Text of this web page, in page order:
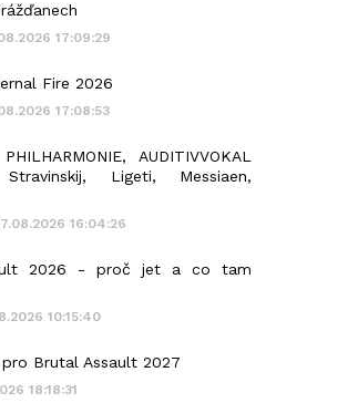
17:09:29
Fire 2026
17:08:53
AUDITIVVOKAL
Stravinskij, Ligeti, Messiaen,
16:04:26
2026 - proč jet a co tam
10:15:40
pro Brutal Assault 2027
18:18:31